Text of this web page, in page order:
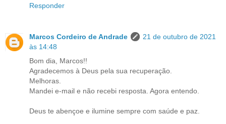
Responder
Marcos Cordeiro de Andrade
21 de outubro de 2021
às 14:48
Bom dia, Marcos!!
Agradecemos à Deus pela sua recuperação.
Melhoras.
Mandei e-mail e não recebi resposta. Agora entendo.
Deus te abençoe e ilumine sempre com saúde e paz.